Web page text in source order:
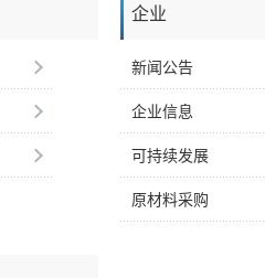
企业
新闻公告
企业信息
可持续发展
原材料采购